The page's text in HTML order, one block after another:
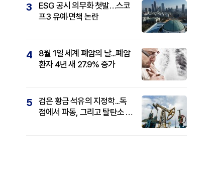
3
ESG 공시 의무화 첫발…스코
프3 유예·면책 논란
4
8월 1일 세계 폐암의 날...폐암
환자 4년 새 27.9% 증가
5
검은 황금 석유의 지정학...독
점에서 파동, 그리고 탈탄소 패